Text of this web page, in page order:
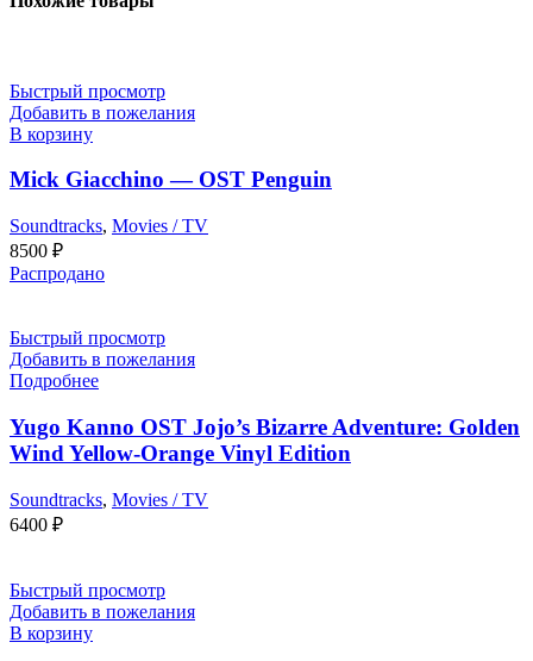
Быстрый просмотр
Добавить в пожелания
В корзину
Mick Giacchino — OST Penguin
Soundtracks, Movies / TV
8500 ₽
Распродано
Быстрый просмотр
Добавить в пожелания
Подробнее
Yugo Kanno OST Jojo’s Bizarre Adventure: Golden
Wind Yellow-Orange Vinyl Edition
Soundtracks, Movies / TV
6400 ₽
Быстрый просмотр
Добавить в пожелания
В корзину